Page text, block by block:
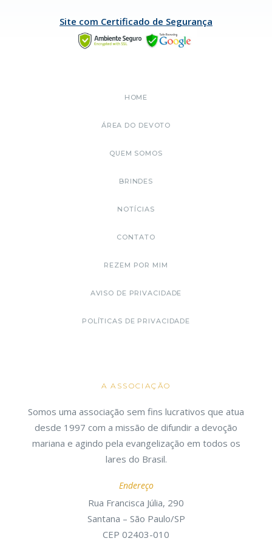
Site com Certificado de Segurança
HOME
ÁREA DO DEVOTO
QUEM SOMOS
BRINDES
NOTÍCIAS
CONTATO
REZEM POR MIM
AVISO DE PRIVACIDADE
POLÍTICAS DE PRIVACIDADE
A ASSOCIAÇÃO
Somos uma associação sem fins lucrativos que atua
desde 1997 com a missão de difundir a devoção
mariana e agindo pela evangelização em todos os
lares do Brasil.
Endereço
Rua Francisca Júlia, 290
Santana – São Paulo/SP
CEP 02403-010